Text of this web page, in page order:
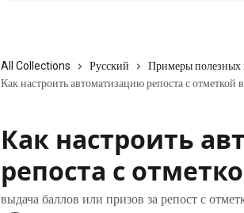
All Collections Русский
Примеры полезных
Как настроить автоматизацию репоста с
Как настроить
репоста с
выдача баллов или призов за репост с